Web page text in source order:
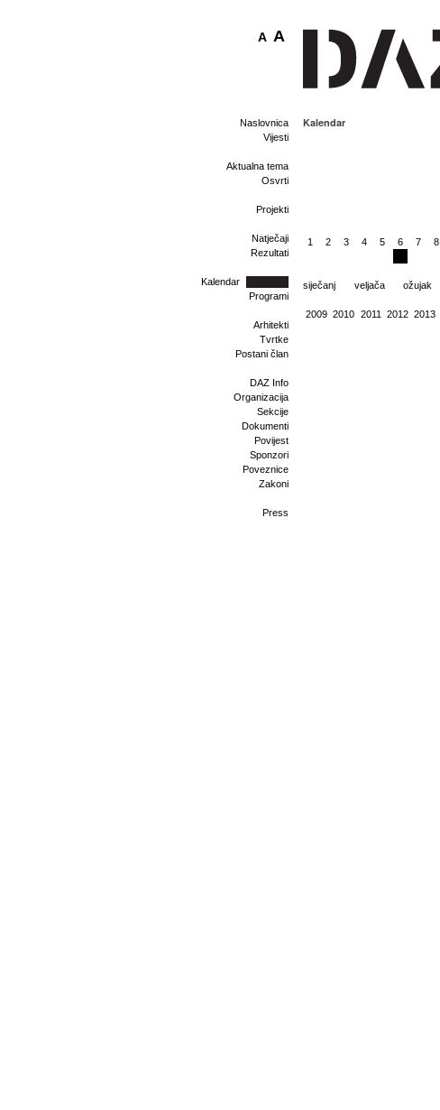
A A
Naslovnica
Vijesti
Aktualna tema
Osvrti
Projekti
Natječaji
Rezultati
Kalendar
Programi
Arhitekti
Tvrtke
Postani član
DAZ Info
Organizacija
Sekcije
Dokumenti
Povijest
Sponzori
Poveznice
Zakoni
Press
Kalendar
1 2 3 4 5 6 7 8
siječanj veljača ožujak
2009 2010 2011 2012 2013